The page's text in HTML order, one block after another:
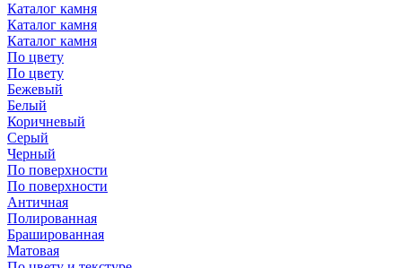
Каталог камня
Каталог камня
Каталог камня
По цвету
По цвету
Бежевый
Белый
Коричневый
Серый
Черный
По поверхности
По поверхности
Античная
Полированная
Брашированная
Матовая